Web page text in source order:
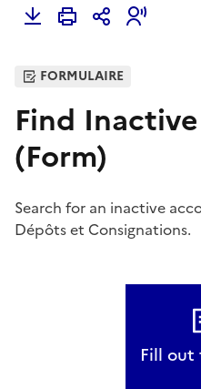
FORMULAIRE
Find
(Form)
Search for an inactive
Dépôts et Consignations.
Fill out